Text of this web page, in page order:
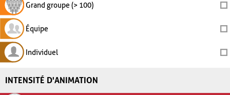
Grand groupe (> 100)
Équipe
Individuel
INTENSITÉ D'ANIMATION